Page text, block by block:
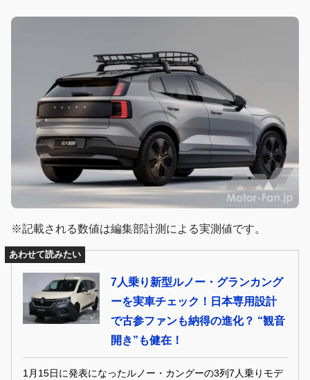
※記載される数値は編集部計測による実測値です。
あわせて読みたい
7人乗り新型ルノー・グランカング
ーを実車チェック！日本専用設計
で古参ファンも納得の進化？ “観音
開き”も健在！
1月15日に発表になったルノー・カングーの3列7人乗りモデ